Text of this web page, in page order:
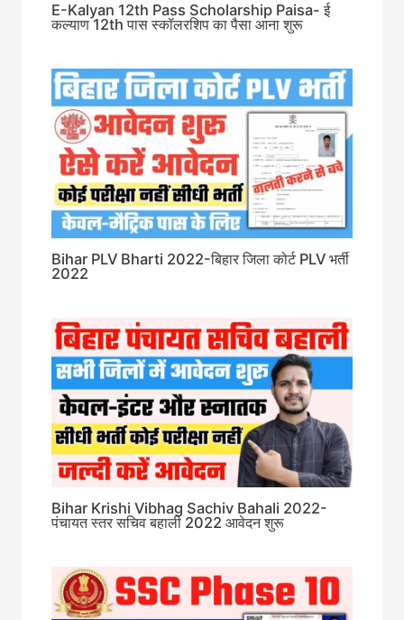
E-Kalyan 12th Pass Scholarship Paisa- ई
कल्याण 12th पास स्कॉलरशिप का पैसा आना शुरू
Bihar PLV Bharti 2022-बिहार जिला कोर्ट PLV भर्ती
2022
Bihar Krishi Vibhag Sachiv Bahali 2022-
पंचायत स्तर सचिव बहाली 2022 आवेदन शुरू